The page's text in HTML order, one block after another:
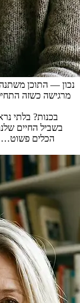
נכון — התוכן
מרגישה כשזה
בכנות? בלתי
בשביל החיים
הכלים פשוט…